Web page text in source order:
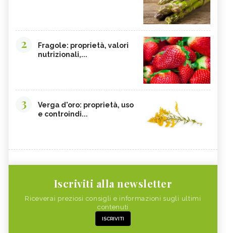
2
Fragole: proprietà, valori
nutrizionali,...
3
Verga d'oro: proprietà, uso
e controindi...
Iscriviti alla newsletter
Riceverai preziosi consigli e informazioni sugli ultimi
contenuti
ISCRIVITI